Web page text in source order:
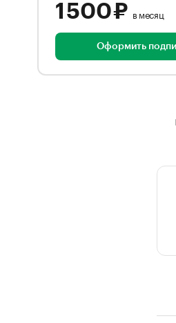
1 500 ₽ в месяц
Оформить